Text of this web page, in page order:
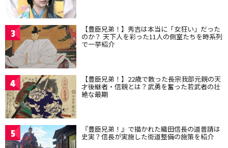
3 【豊臣兄弟！】秀吉は本当に「女狂い」だった
のか？ 天下人を彩った11人の側室たちを時系列
で一挙紹介
4 【豊臣兄弟！】22歳で散った長宗我部元親の天
才後継者・信親とは？武勇を奮った若武者の壮
絶な最期
5 『豊臣兄弟！』で描かれた織田信長の道普請は
史実？信長が実施した街道整備の施策を紹介